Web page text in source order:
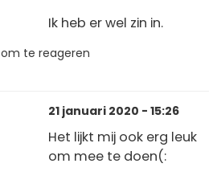
Ik heb er wel zin in.
om te reageren
21 januari 2020 - 15:26
Het lijkt mij ook erg leuk
om mee te doen(: